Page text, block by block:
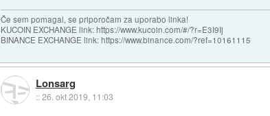
Če sem pomagal, se priporočam za uporabo linka!
KUCOIN EXCHANGE link: https://www.kucoin.com/#/?r=E3I9Ij
BINANCE EXCHANGE link: https://www.binance.com/?ref=10161115
Lonsarg
::26. okt 2019, 11:03